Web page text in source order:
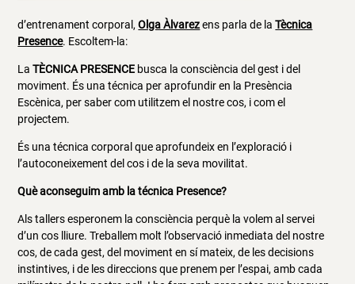
d’entrenament corporal,Olga Àlvarezens parla de laTècnica
Presence. Escoltem-la:
LaTÈCNICA PRESENCE busca la consciència del gest i del
moviment. És una técnica per aprofundir en la Presència
Escènica, per saber com utilitzem el nostre cos, i com el
projectem.
És una técnica corporal que aprofundeix en l’exploració i
l’autoconeixement del cos i de la seva movilitat.
Què aconseguim amb la técnica Presence?
Als tallers esperonem la consciència perquè la volem al servei
d’un cos lliure. Treballem molt l’observació inmediata del nostre
cos, de cada gest, del moviment en sí mateix, de les decisions
instintives, i de les direccions que prenem per l’espai, amb cada